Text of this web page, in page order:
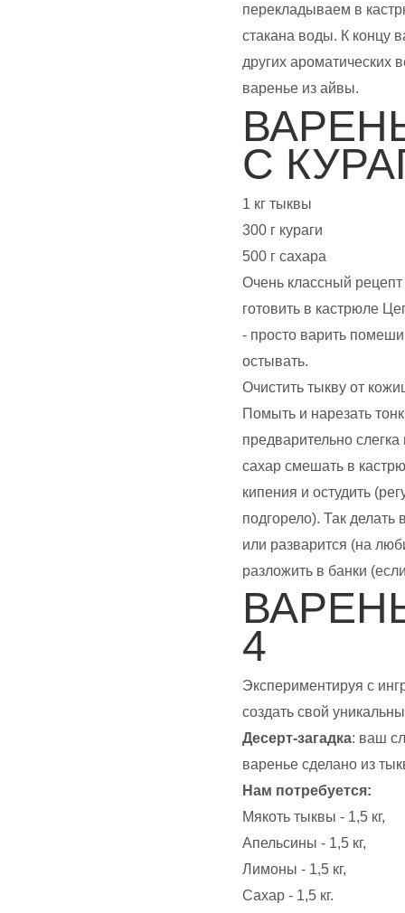
перекладываем в
стакана воды. К концу
других ароматических
варенье из айвы.
С
1 кг тыквы
300 г кураги
500 г сахара
Очень классный
готовить в кастрюле
- просто варить
остывать.
Очистить тыкву от
Помыть и нарезать
предварительно
сахар смешать в
кипения и остудить
подгорело). Так делать
или разварится (на
разложить в банки
4
Экспериментируя с
создать свой
Десерт-загадка: ваш
варенье сделано из
Нам потребуется:
Мякоть тыквы - 1,5 кг,
Апельсины - 1,5 кг,
Лимоны - 1,5 кг,
Сахар - 1,5 кг.